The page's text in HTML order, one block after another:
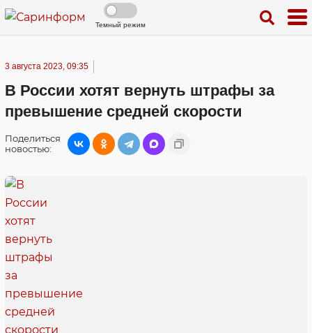
Темный режим
3 августа 2023, 09:35
В России хотят вернуть штрафы за
превышение средней скорости
Поделиться
новостью: